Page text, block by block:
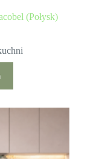
(Połysk)